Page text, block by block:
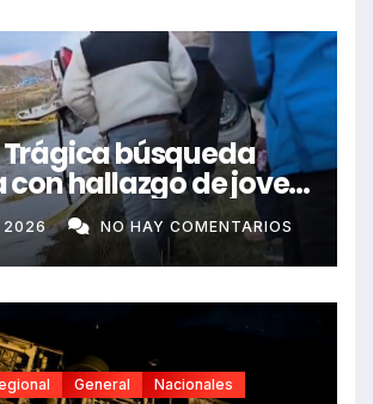
Trágica búsqueda
hallazgo de joven
Rancas
2026 NO HAY COMENTARIOS
General Nacionales